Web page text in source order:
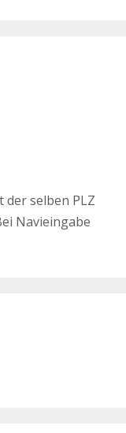
der selben PLZ
Navieingabe